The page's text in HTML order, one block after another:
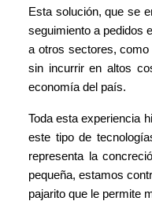
Esta solución, que se
seguimiento a pedidos
a otros sectores,
sin incurrir en altos
economía del país.
Toda esta experiencia
este tipo de
representa la
pequeña, estamos
pajarito que le permite